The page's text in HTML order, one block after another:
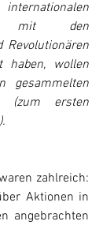
mit den
haben, wollen
gesammelten
(zum ersten
).
zahlreich:
Aktionen in
angebrachten